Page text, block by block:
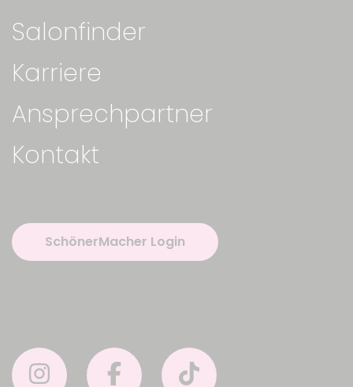
Salonfinder
Karriere
Ansprechpartner
Kontakt
SchönerMacher Login